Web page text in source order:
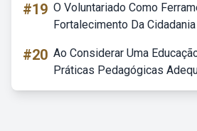
#19 O Voluntariado Como
Fortalecimento Da
#20 Ao Considerar Uma
Práticas Pedagógicas